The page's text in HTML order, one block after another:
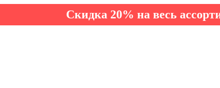
Скидка 20% на весь ассортимент